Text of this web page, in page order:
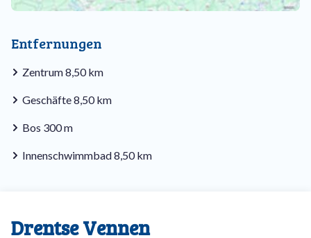
Entfernungen
Zentrum 8,50 km
Geschäfte 8,50 km
Bos 300 m
Innenschwimmbad 8,50 km
Drentse Vennen